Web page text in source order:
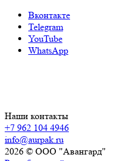
Вконтакте
Telegram
YouTube
WhatsApp
Наши контакты
+7 962 104 4946
info@aurpak.ru
2026 © ООО "Авангард"